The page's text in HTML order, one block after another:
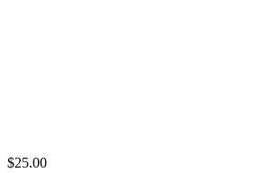
$25.00